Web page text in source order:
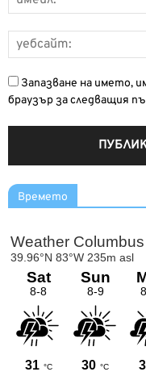
Запазване на името,
браузър за следващия
Времето